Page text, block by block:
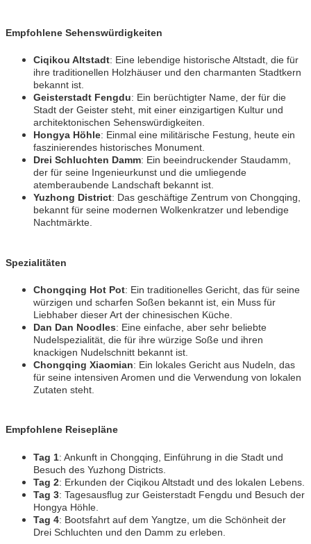
Empfohlene Sehenswürdigkeiten
Ciqikou Altstadt: Eine lebendige historische Altstadt, die für
ihre traditionellen Holzhäuser und den charmanten Stadtkern
bekannt ist.
Geisterstadt Fengdu: Ein berüchtigter Name, der für die
Stadt der Geister steht, mit einer einzigartigen Kultur und
architektonischen Sehenswürdigkeiten.
Hongya Höhle: Einmal eine militärische Festung, heute ein
faszinierendes historisches Monument.
Drei Schluchten Damm: Ein beeindruckender Staudamm,
der für seine Ingenieurkunst und die umliegende
atemberaubende Landschaft bekannt ist.
Yuzhong District: Das geschäftige Zentrum von Chongqing,
bekannt für seine modernen Wolkenkratzer und lebendige
Nachtmärkte.
Spezialitäten
Chongqing Hot Pot: Ein traditionelles Gericht, das für seine
würzigen und scharfen Soßen bekannt ist, ein Muss für
Liebhaber dieser Art der chinesischen Küche.
Dan Dan Noodles: Eine einfache, aber sehr beliebte
Nudelspezialität, die für ihre würzige Soße und ihren
knackigen Nudelschnitt bekannt ist.
Chongqing Xiaomian: Ein lokales Gericht aus Nudeln, das
für seine intensiven Aromen und die Verwendung von lokalen
Zutaten steht.
Empfohlene Reisepläne
Tag 1: Ankunft in Chongqing, Einführung in die Stadt und
Besuch des Yuzhong Districts.
Tag 2: Erkunden der Ciqikou Altstadt und des lokalen Lebens.
Tag 3: Tagesausflug zur Geisterstadt Fengdu und Besuch der
Hongya Höhle.
Tag 4: Bootsfahrt auf dem Yangtze, um die Schönheit der
Drei Schluchten und den Damm zu erleben.